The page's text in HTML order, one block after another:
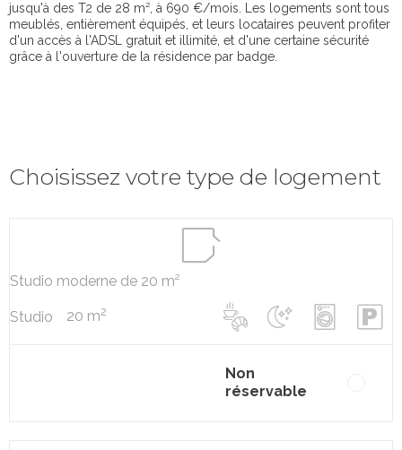
jusqu'à des T2 de 28 m², à 690 €/mois. Les logements sont tous
meublés, entièrement équipés, et leurs locataires peuvent profiter
d'un accès à l'ADSL gratuit et illimité, et d'une certaine sécurité
grâce à l'ouverture de la résidence par badge.
Choisissez votre type de logement
Studio moderne de 20 m²
Studio 20 m2
Non
réservable